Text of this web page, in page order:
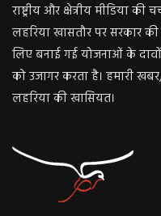
राष्ट्रीय और क्षेत्रीय मीडिया
लहरिया खासतौर पर सरकार
लिए बनाई गई योजनाओं के
को उजागर करता है। हमारी
लहरिया की खासियत।